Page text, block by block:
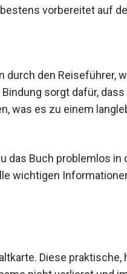
vorbereitet auf
durch den Reiseführer,
sorgt dafür,
was es zu einem
das Buch problemlos in
wichtigen
Diese praktische,